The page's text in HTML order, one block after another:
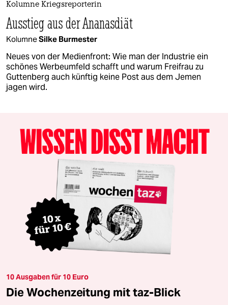
Kolumne Kriegsreporterin
Ausstieg aus der Ananasdiät
KolumneSilke Burmester
Neues von der Medienfront: Wie man der Industrie ein
schönes Werbeumfeld schafft und warum Freifrau zu
Guttenberg auch künftig keine Post aus dem Jemen
jagen wird.
10 Ausgaben für 10 Euro
Die Wochenzeitung mit taz-Blick